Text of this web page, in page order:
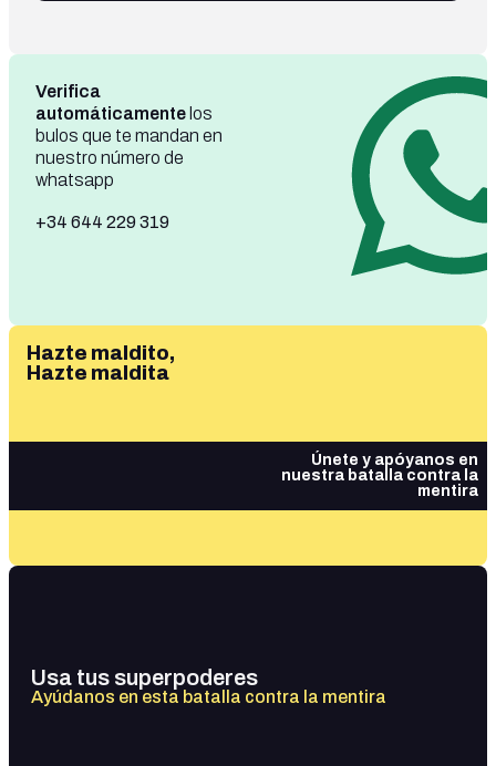
Verifica
automáticamente los
bulos que te mandan en
nuestro número de
whatsapp
+34 644 229 319
Hazte maldito,
Hazte maldita
Únete y apóyanos en
nuestra batalla contra la
mentira
Usa tus superpoderes
Ayúdanos en esta batalla contra la mentira